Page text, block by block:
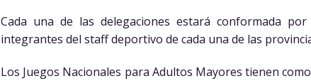
Cada una de las delegaciones estará conformada
integrantes del staff deportivo de cada una de las
Los Juegos Nacionales para Adultos Mayores tienen